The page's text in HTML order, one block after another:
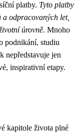
platby. Tyto platby
odpracovaných let,
úrovně. Mnoho
podnikání, studiu
nepředstavuje jen
inspirativní etapy.
kapitole života plné